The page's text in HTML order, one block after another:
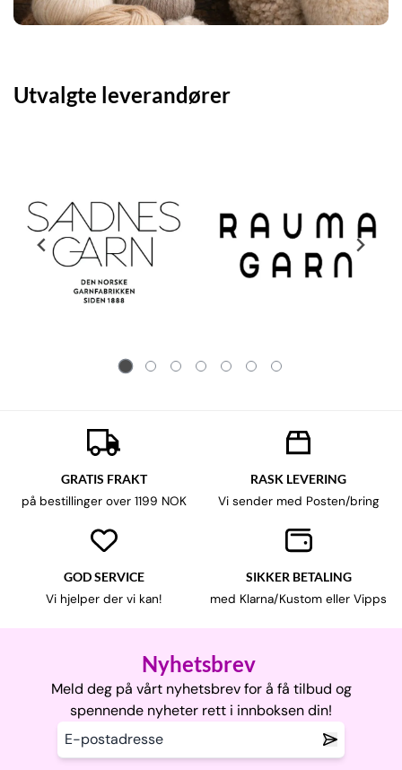
Utvalgte leverandører
GRATIS FRAKT
på bestillinger over 1199 NOK
RASK LEVERING
Vi sender med Posten/bring
GOD SERVICE
Vi hjelper der vi kan!
SIKKER BETALING
med Klarna/Kustom eller Vipps
Nyhetsbrev
Meld deg på vårt nyhetsbrev for å få tilbud og
spennende nyheter rett i innboksen din!